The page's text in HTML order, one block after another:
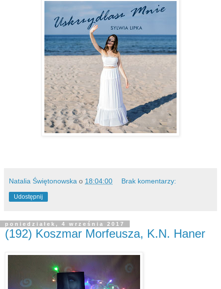
Natalia Świętonowska o 18:04:00 Brak komentarzy:
Udostępnij
poniedziałek, 4 września 2017
(192) Koszmar Morfeusza, K.N. Haner